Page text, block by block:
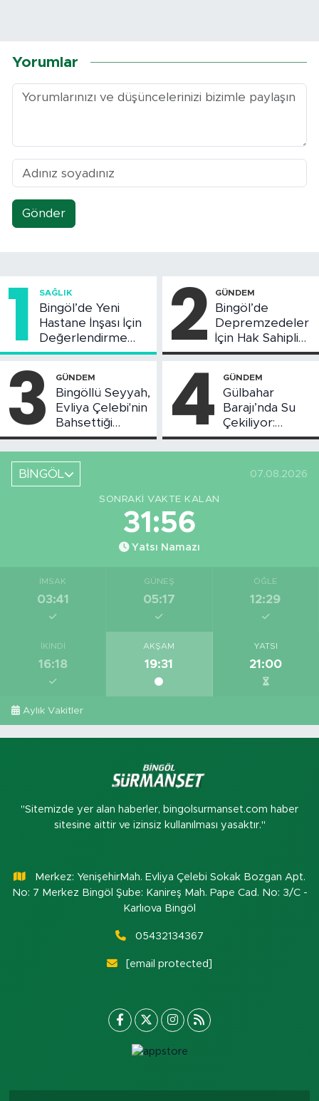
Yorumlar
Gönder
1 SAĞLIK
Bingöl’de Yeni
Hastane İnşası İçin
Değerlendirme
Toplantısı Yapıldı
2 GÜNDEM
Bingöl’de
Depremzedeler
İçin Hak Sahipliği
Askı Süreci
3 GÜNDEM
Bingöllü Seyyah,
Evliya Çelebi'nin
Bahsettiği
Bingöl'deki O
Yeri Görüntüledi
4 GÜNDEM
Gülbahar
Barajı’nda Su
Çekiliyor:
Piknikçi Sayısı
Azaldı
BİNGÖL
07.08.2026
SONRAKI VAKTE KALAN
31:56
Yatsı Namazı
İMSAK
03:41
GÜNEŞ
05:17
ÖĞLE
12:29
İKINDI
16:18
AKŞAM
19:31
YATSI
21:00
Aylık Vakitler
"Sitemizde yer alan haberler, bingolsurmanset.com haber
sitesine aittir ve izinsiz kullanılması yasaktır."
Merkez: YenişehirMah. Evliya Çelebi Sokak Bozgan Apt.
No: 7 Merkez Bingöl Şube: Kanireş Mah. Pape Cad. No: 3/C -
Karlıova Bingöl
05432134367
[email protected]